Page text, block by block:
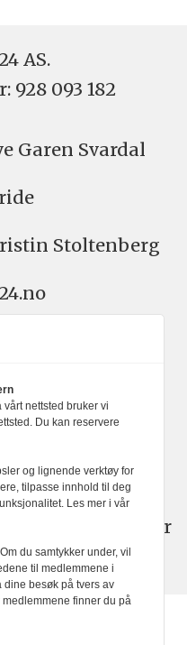
AS.
093 182
Garen Svardal
Stoltenberg
Varsom-
presseskikk. Her
arbeid.
nettsted bruker vi
Du kan reservere
og lignende verktøy for
tilpasse innhold til deg
Les mer i vår
du samtykker under, vil
til medlemmene i
dine besøk på tvers av
finner du på